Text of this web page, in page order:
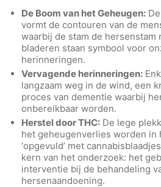
De Boom van het Geheugen:
vormt de contouren van de
waarbij de stam de hersenstam
bladeren staan symbool voor
herinneringen.
Vervagende herinneringen:
langzaam weg in de wind, een
proces van dementie waarbij
onbereikbaar worden.
Herstel door THC: De lege
het geheugenverlies worden in
‘opgevuld’ met
kern van het onderzoek: het
interventie bij de behandeling
hersenaandoening.